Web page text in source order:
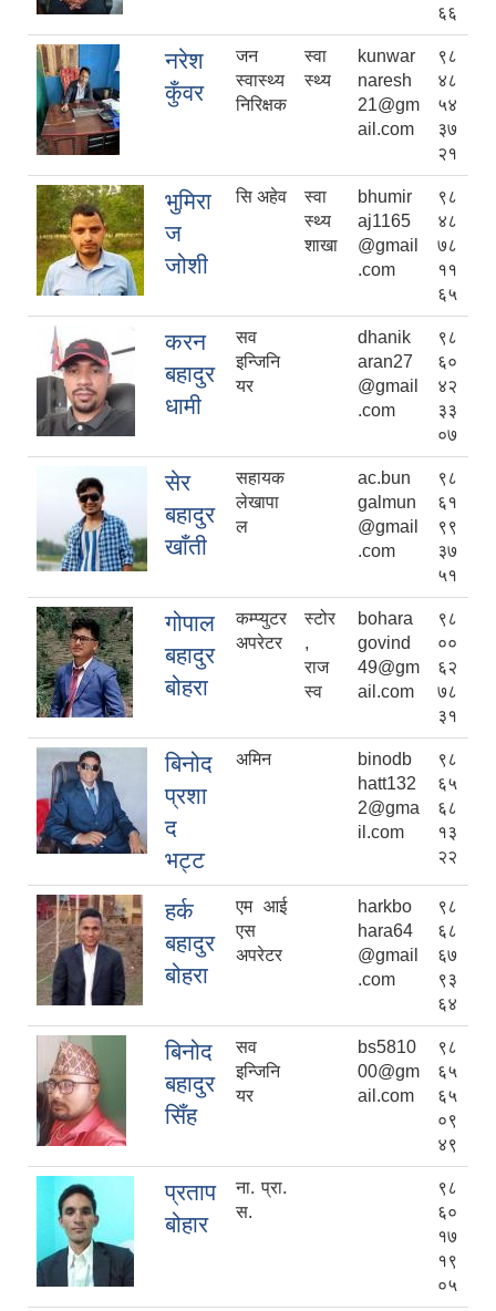
६६
नरेश
कुँवर
जन
स्वास्थ्य
निरिक्षक
स्वा
स्थ्य
kunwar
naresh
21@gm
ail.com
९८
४८
५४
३७
२१
भुमिरा
ज
जोशी
सि अहेव
स्वा
स्थ्य
शाखा
bhumir
aj1165
@gmail
.com
९८
४८
७८
११
६५
करन
बहादुर
धामी
सव
इन्जिनि
यर
dhanik
aran27
@gmail
.com
९८
६०
४२
३३
०७
सेर
बहादुर
खाँती
सहायक
लेखापा
ल
ac.bun
galmun
@gmail
.com
९८
६१
९९
३७
५१
गोपाल
बहादुर
बोहरा
कम्प्युटर
अपरेटर
स्टोर
,
राज
स्व
bohara
govind
49@gm
ail.com
९८
००
६२
७८
३१
बिनोद
प्रशा
द
भट्ट
अमिन
binodb
hatt132
2@gma
il.com
९८
६५
६८
१३
२२
हर्क
बहादुर
बोहरा
एम आई
एस
अपरेटर
harkbo
hara64
@gmail
.com
९८
६८
६७
९३
६४
बिनोद
बहादुर
सिँह
सव
इन्जिनि
यर
bs5810
00@gm
ail.com
९८
६५
६५
०९
४९
प्रताप
बोहार
ना. प्रा.
स.
९८
६०
१७
१९
०५